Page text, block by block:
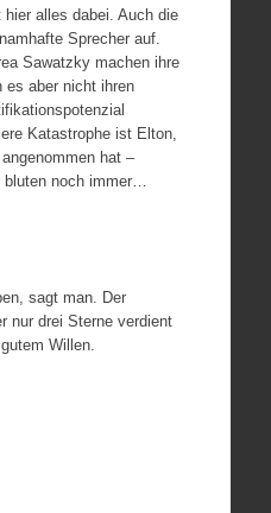
alles dabei. Auch die
Sprecher auf.
Sawatzky machen ihre
es aber nicht ihren
Katastrophe ist Elton,
hat –
noch immer…
sagt man. Der
nur drei Sterne verdient
Willen.